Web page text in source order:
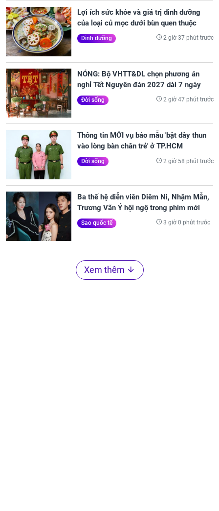
Lợi ích sức khỏe và giá trị dinh dưỡng
của loại củ mọc dưới bùn quen thuộc
Dinh dưỡng 2 giờ 37 phút trước
NÓNG: Bộ VHTT&DL chọn phương án
nghỉ Tết Nguyên đán 2027 dài 7 ngày
Đời sống 2 giờ 47 phút trước
Thông tin MỚI vụ bảo mẫu 'bật dây thun
vào lòng bàn chân trẻ' ở TP.HCM
Đời sống 2 giờ 58 phút trước
Ba thế hệ diễn viên Diêm Ni, Nhậm Mẫn,
Trương Vãn Ý hội ngộ trong phim mới
Sao quốc tế 3 giờ 0 phút trước
Xem thêm